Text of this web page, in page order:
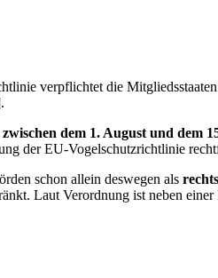
verpflichtet die
zwischen dem 1. August und dem
der EU-Vogelschutzrichtlinie
schon allein deswegen als
Laut Verordnung ist neben